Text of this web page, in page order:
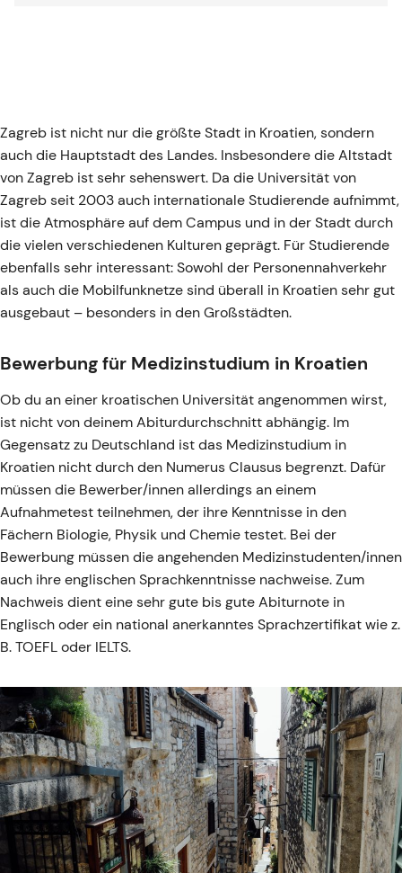
Zagreb ist nicht nur die größte Stadt in Kroatien, sondern
auch die Hauptstadt des Landes. Insbesondere die Altstadt
von Zagreb ist sehr sehenswert. Da die Universität von
Zagreb seit 2003 auch internationale Studierende aufnimmt,
ist die Atmosphäre auf dem Campus und in der Stadt durch
die vielen verschiedenen Kulturen geprägt. Für Studierende
ebenfalls sehr interessant: Sowohl der Personennahverkehr
als auch die Mobilfunknetze sind überall in Kroatien sehr gut
ausgebaut – besonders in den Großstädten.
Bewerbung für Medizinstudium in Kroatien
Ob du an einer kroatischen Universität angenommen wirst,
ist nicht von deinem Abiturdurchschnitt abhängig. Im
Gegensatz zu Deutschland ist das Medizinstudium in
Kroatien nicht durch den Numerus Clausus begrenzt. Dafür
müssen die Bewerber/innen allerdings an einem
Aufnahmetest teilnehmen, der ihre Kenntnisse in den
Fächern Biologie, Physik und Chemie testet. Bei der
Bewerbung müssen die angehenden Medizinstudenten/innen
auch ihre englischen Sprachkenntnisse nachweise. Zum
Nachweis dient eine sehr gute bis gute Abiturnote in
Englisch oder ein national anerkanntes Sprachzertifikat wie z.
B. TOEFL oder IELTS.